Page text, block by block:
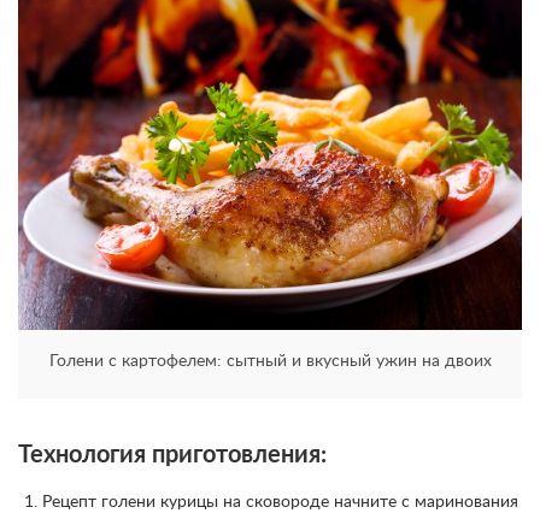
Голени с картофелем: сытный и вкусный ужин на двоих
Технология приготовления:
Рецепт голени курицы на сковороде начните с маринования